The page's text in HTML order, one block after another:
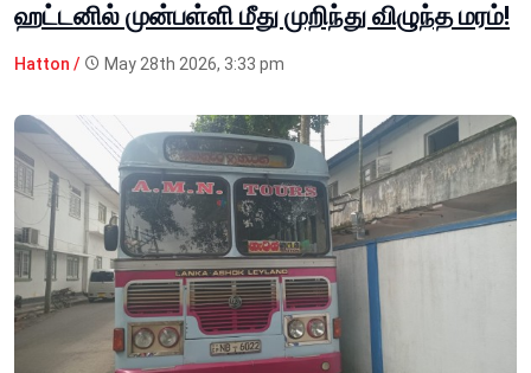
ஹட்டனில் முன்பள்ளி மீது முறிந்து விழுந்த மரம்!
Hatton / May 28th 2026, 3:33 pm